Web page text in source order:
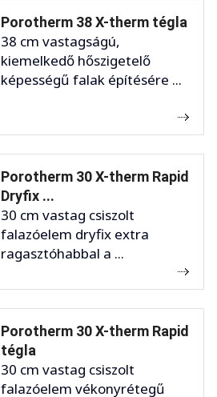
Porotherm 38 X-therm tégla
38 cm vastagságú,
kiemelkedő hőszigetelő
képességű falak építésére ...
Porotherm 30 X-therm Rapid
Dryfix ...
30 cm vastag csiszolt
falazóelem dryfix extra
ragasztóhabbal a ...
Porotherm 30 X-therm Rapid
tégla
30 cm vastag csiszolt
falazóelem vékonyrétegű